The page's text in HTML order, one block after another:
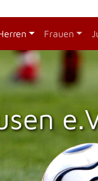
Frauen